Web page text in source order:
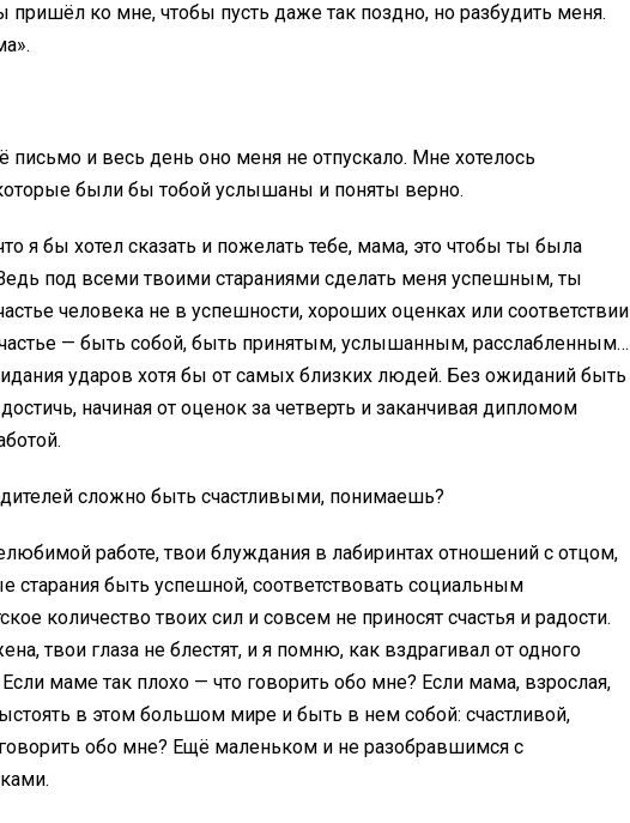
пришёл ко мне, чтобы пусть даже так поздно, но разбудить меня.
письмо и весь день оно меня не отпускало. Мне хотелось
которые были бы тобой услышаны и поняты верно.
я бы хотел сказать и пожелать тебе, мама, это чтобы ты была
Ведь под всеми твоими стараниями сделать меня успешным, ты
человека не в успешности, хороших оценках или соответствии
— быть собой, быть принятым, услышанным, расслабленным…
ударов хотя бы от самых близких людей. Без ожиданий быть
начиная от оценок за четверть и заканчивая дипломом
сложно быть счастливыми, понимаешь?
работе, твои блуждания в лабиринтах отношений с отцом,
старания быть успешной, соответствовать социальным
количество твоих сил и совсем не приносят счастья и радости.
твои глаза не блестят, и я помню, как вздрагивал от одного
маме так плохо — что говорить обо мне? Если мама, взрослая,
в этом большом мире и быть в нем собой: счастливой,
обо мне? Ещё маленьком и не разобравшимся с